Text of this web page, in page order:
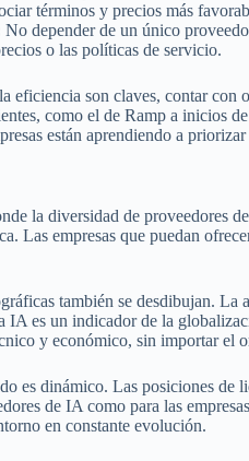
términos y precios más
No depender de un único
o las políticas de servicio.
eficiencia son claves, contar con
como el de Ramp a inicios
están aprendiendo a
la diversidad de proveedores
Las empresas que puedan
también se desdibujan.
IA es un indicador de la
y económico, sin importar el
es dinámico. Las posiciones de
de IA como para las
en constante evolución.